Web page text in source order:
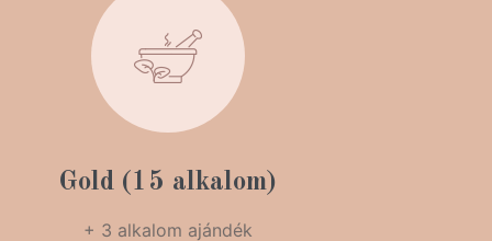
Gold (15 alkalom)
+ 3 alkalom ajándék